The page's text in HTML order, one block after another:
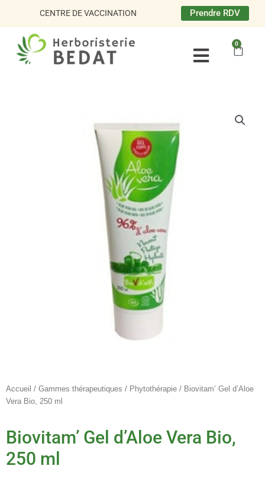
CENTRE DE VACCINATION Prendre RDV
0
Accueil / Gammes thérapeutiques / Phytothérapie / Biovitam’ Gel d’Aloe
Vera Bio, 250 ml
Biovitam’ Gel d’Aloe Vera Bio,
250 ml